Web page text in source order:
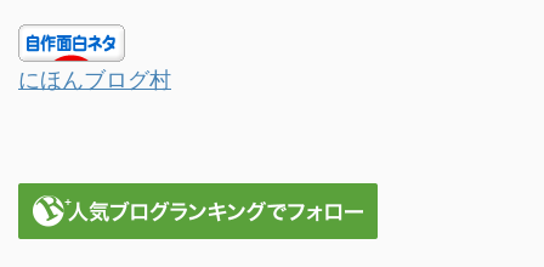
にほんブログ村